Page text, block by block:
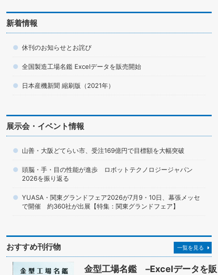
新着情報
休刊のお知らせとお詫び
全国製造工場名鑑 Excelデータを販売開始
日本産機新聞 縮刷版（2021年）
展示会・イベント情報
山善・大阪どてらい市、受注169億円で目標額を大幅突破
頭脳・手・目の性能が進歩 ロボットテクノロジージャパン
2026を振り返る
YUASA・関東グランドフェア2026が7月9・10日、幕張メッセ
で開催 約360社が出展【特集：関東グランドフェア】
おすすめ刊行物 一覧を見る
金型工場名鑑 –Excelデータを販